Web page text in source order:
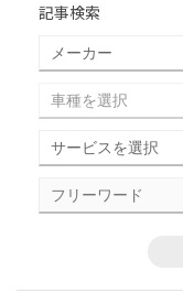
記事検索